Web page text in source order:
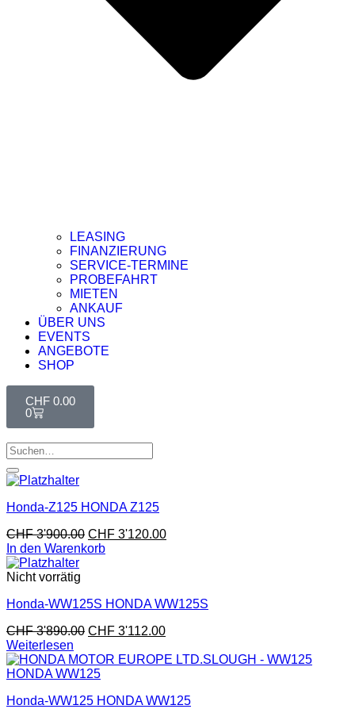
LEASING
FINANZIERUNG
SERVICE-TERMINE
PROBEFAHRT
MIETEN
ANKAUF
ÜBER UNS
EVENTS
ANGEBOTE
SHOP
CHF 0.00
0
Honda-Z125 HONDA Z125
CHF3'900.00 CHF 3'120.00
In den Warenkorb
Nicht vorrätig
Honda-WW125S HONDA WW125S
CHF3'890.00 CHF 3'112.00
Weiterlesen
Honda-WW125 HONDA WW125